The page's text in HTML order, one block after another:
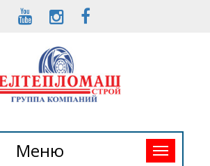
Toggle
navigation
Меню